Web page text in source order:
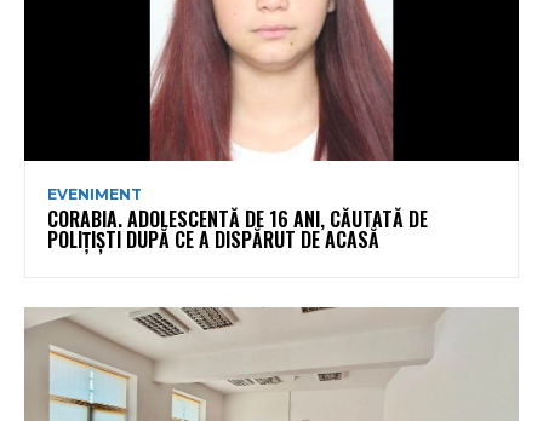
EVENIMENT
CORABIA. ADOLESCENTĂ DE 16 ANI, CĂUTATĂ DE
POLIȚIȘTI DUPĂ CE A DISPĂRUT DE ACASĂ